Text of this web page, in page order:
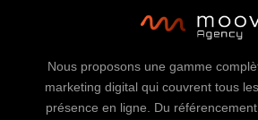
Nous proposons une gamme
marketing digital qui couvrent tous
présence en ligne. Du